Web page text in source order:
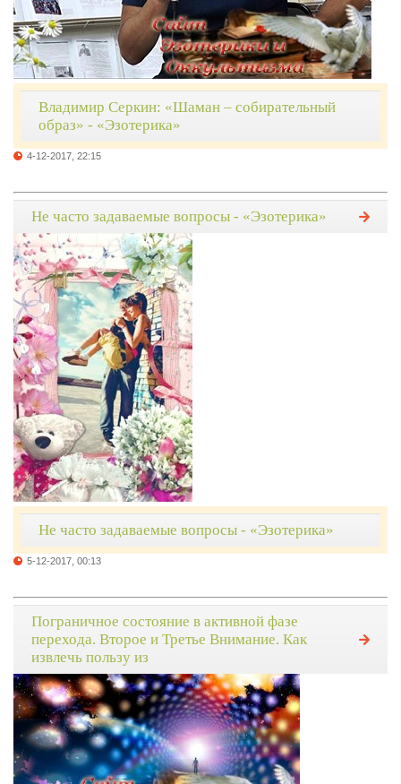
Владимир Серкин: «Шаман – собирательный
образ» - «Эзотерика»
4-12-2017, 22:15
Не часто задаваемые вопросы - «Эзотерика»
Не часто задаваемые вопросы - «Эзотерика»
5-12-2017, 00:13
Пограничное состояние в активной фазе
перехода. Второе и Третье Внимание. Как
извлечь пользу из